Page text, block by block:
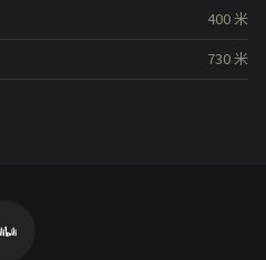
400米
730米